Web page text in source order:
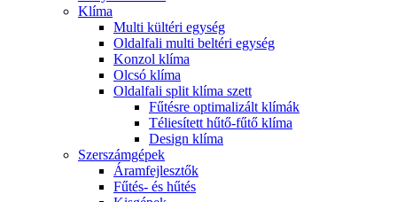
Klíma
Multi kültéri egység
Oldalfali multi beltéri egység
Konzol klíma
Olcsó klíma
Oldalfali split klíma szett
Fűtésre optimalizált klímák
Téliesített hűtő-fűtő klíma
Design klíma
Szerszámgépek
Áramfejlesztők
Fűtés- és hűtés